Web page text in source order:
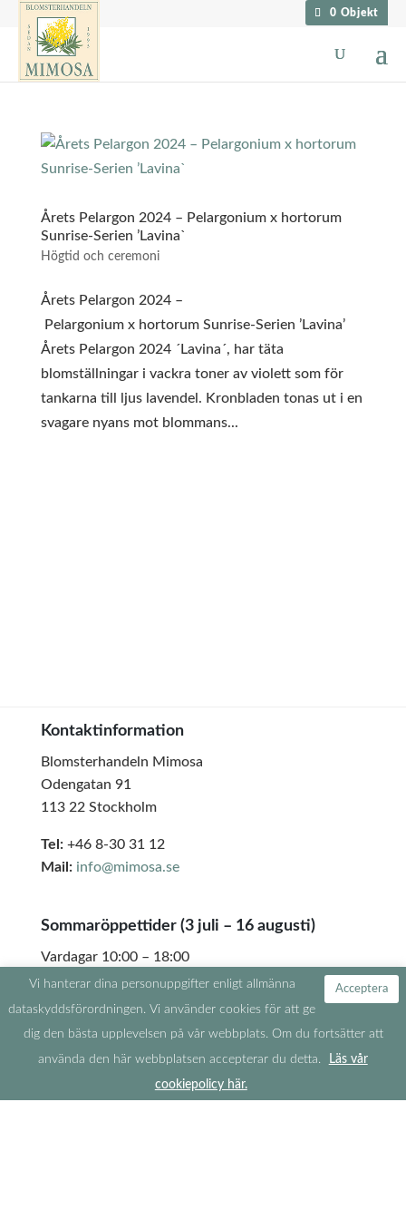
0 Objekt
Årets Pelargon 2024 – Pelargonium x hortorum
Sunrise-Serien ’Lavina`
Högtid och ceremoni
Årets Pelargon 2024 –
Pelargonium x hortorum Sunrise-Serien ’Lavina’
Årets Pelargon 2024 ´Lavina´, har täta
blomställningar i vackra toner av violett som för
tankarna till ljus lavendel. Kronbladen tonas ut i en
svagare nyans mot blommans...
Kontaktinformation
Blomsterhandeln Mimosa
Odengatan 91
113 22 Stockholm
Tel:+46 8-30 31 12
Mail: info@mimosa.se
Sommaröppettider (3 juli – 16 augusti)
Vardagar 10:00 – 18:00
Lördagar 10:00 – 17:00
Söndagar 11:00 – 17:00
Avvikande öppettider
Information
Acceptera
Vi hanterar dina personuppgifter enligt allmänna
dataskyddsförordningen. Vi använder cookies för att ge
dig den bästa upplevelsen på vår webbplats. Om du fortsätter att
använda den här webbplatsen accepterar du detta.
Läs vår
cookiepolicy här.